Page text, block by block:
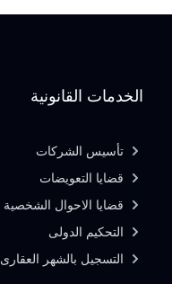
الخدمات القانونية
تأسيس الشركات
قضايا التعويضات
قضايا الاحوال الشخصية
التحكيم الدولى
التسجيل بالشهر العقارى